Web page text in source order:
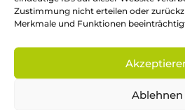
Zustimmung nicht erteilen oder
Merkmale und Funktionen
Ablehnen
Recent Posts